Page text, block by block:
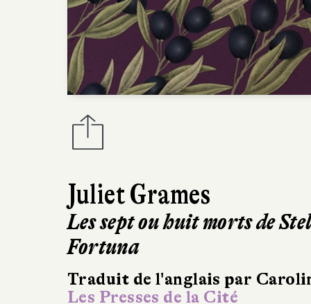
Juliet Grames
Les sept ou huit morts de
Fortuna
Traduit de l'anglais par
Les Presses de la Cité